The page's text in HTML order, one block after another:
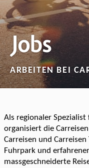
Jobs
ARBEITEN BEI
Als regionaler Spezialist
organisiert die
Carreisen und
Fuhrpark und
massgeschneiderte